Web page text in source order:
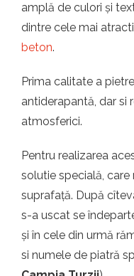
amplă de culori și
dintre cele mai
beton.
Prima calitate a
antiderapantă, dar si
atmosferici.
Pentru realizarea
solutie specială,
suprafață. După
s-a uscat se
și în cele din urmă
si numele de piatră